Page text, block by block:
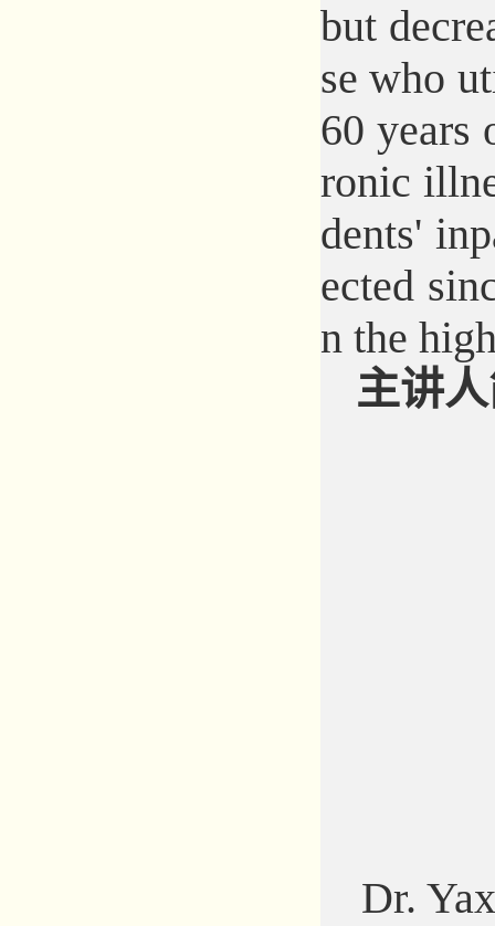
but
se who
60 years
ronic
dents'
ected
n the
主讲
Dr.